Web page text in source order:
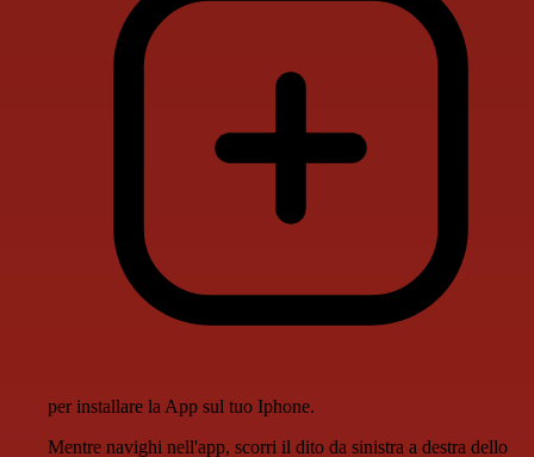
per installare la App sul tuo Iphone.
Mentre navighi nell'app, scorri il dito da sinistra a destra dello